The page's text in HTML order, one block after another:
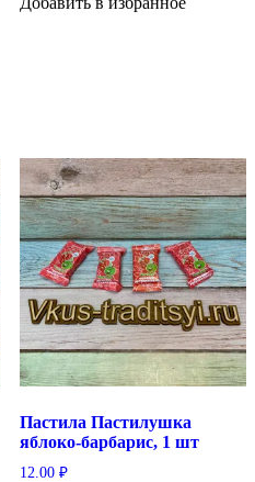
Пастила Пастилушка
яблоко-барбарис, 1 шт
12.00 ₽